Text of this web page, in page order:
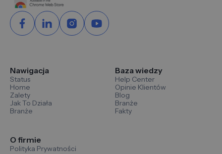
Nawigacja
Status
Home
Zalety
Jak To Działa
Branże
Baza wiedzy
Help Center
Opinie Klientów
Blog
Branże
Fakty
O firmie
Polityka Prywatności